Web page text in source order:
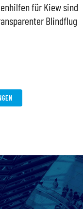
für Kiew sind
Blindflug